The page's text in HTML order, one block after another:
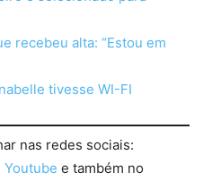
recebeu alta: “Estou em
tivesse WI-FI
nas redes sociais:
Youtube e também no